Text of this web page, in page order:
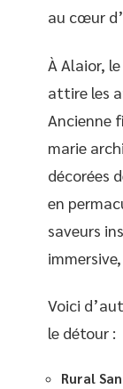
au cœur
À Alaior, le
attire les
Ancienne
marie
décorées
en
saveurs
Voici
le détour :
Rural